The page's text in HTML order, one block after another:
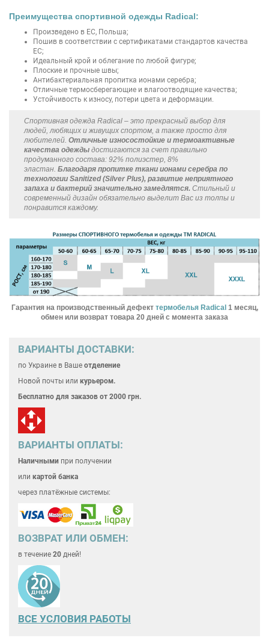
Преимущества спортивной одежды Radical:
Произведено в ЕС, Польша;
Пошив в соответствии с сертификатами стандартов качества
ЕС;
Идеальный крой и облегание по любой фигуре;
Плоские и прочные швы;
Антибактериальная пропитка ионами серебра;
Отличные термосберегающие и влагоотводящие качества;
Устойчивость к износу, потери цвета и деформации.
Спортивная одежда Radical – это прекрасный выбор для
людей, любящих и живущих спортом, а также просто для
любителей. Отличные износостойкие и термоактивные
качества одежды достигаются за счет правильно
продуманного состава: 92% полиэстер, 8%
эластан. Благодаря пропитке ткани ионами серебра по
технологии Sanitized (Silver Plus), развитие неприятного
запаха и бактерий значительно замедлятся. Стильный и
современный дизайн обязательно выделит Вас из толпы и
понравится каждому.
Гарантия на производственный дефект термобелья Radical 1 месяц,
обмен или возврат товара 20 дней с момента заказа
ВАРИАНТЫ ДОСТАВКИ:
по Украине в Ваше отделение
Новой почты или курьером.
Бесплатно для заказов от 2000 грн.
ВАРИАНТЫ ОПЛАТЫ:
Наличными при получении
или картой банка
через платёжные системы:
ВОЗВРАТ ИЛИ ОБМЕН:
в течение 20 дней!
ВСЕ УСЛОВИЯ РАБОТЫ